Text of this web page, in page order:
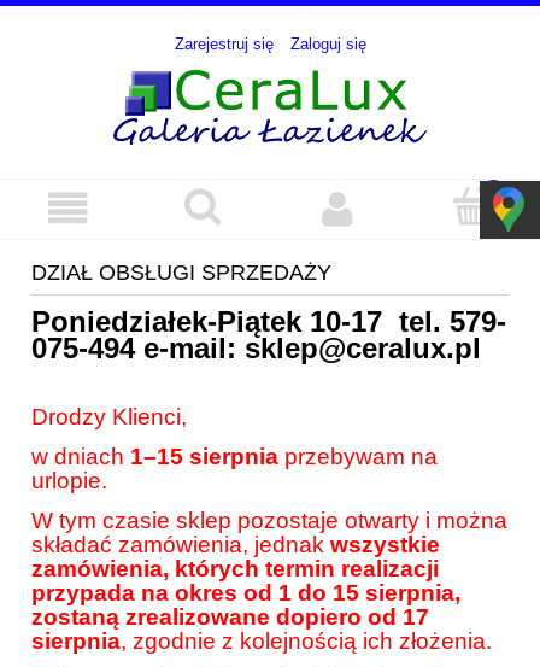
Zarejestruj się Zaloguj się
DZIAŁ OBSŁUGI SPRZEDAŻY
Poniedziałek-Piątek 10-17 tel. 579-
075-494e-mail: sklep@ceralux.pl
Drodzy Klienci,
w dniach 1–15 sierpnia przebywam na
urlopie.
W tym czasie sklep pozostaje otwarty i można
składać zamówienia, jednak wszystkie
zamówienia, których termin realizacji
przypada na okres od 1 do 15 sierpnia,
zostaną zrealizowane dopiero od 17
sierpnia, zgodnie z kolejnością ich złożenia.